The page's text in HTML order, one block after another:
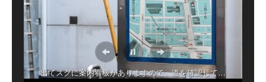
出てスグに案内看板がありますので、道を確認して…